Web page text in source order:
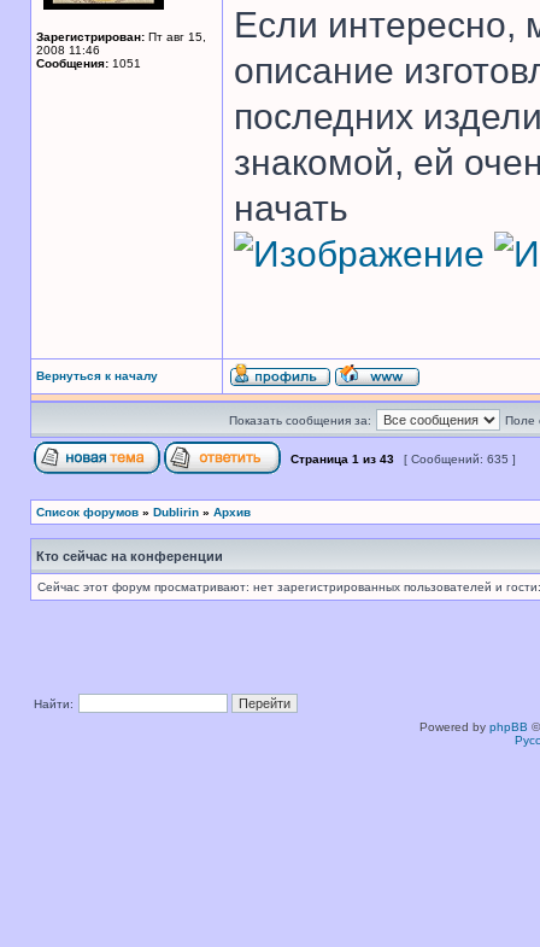
Зарегистрирован: Пт авг 15,
2008 11:46
Сообщения: 1051
Если интересно,
описание
последних
знакомой, ей
начать
Вернуться к началу
Показать сообщения за: Поле
Страница 1 из 43 [ Сообщений: 635 ]
Список форумов » Dublirin » Архив
Кто сейчас на конференции
Сейчас этот форум просматривают: нет зарегистрированных пользователей и
Найти:
Powered by phpBB